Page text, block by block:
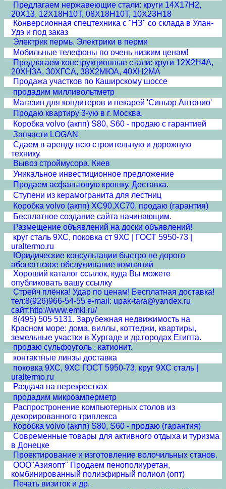
Предлагаем нержавеющие стали: круги 14Х17Н2,
20Х13, 12Х18Н10Т, 08Х18Н10Т, 10Х23Н18
Конверсионная спецтехника с "НЗ" со склада в Улан-
Удэ и под заказ
Электрик пермь. Электрики в перми
Мобильные телефоны по очень низким ценам!
Предлагаем конструкционные стали: круги 12Х2Н4А,
20ХН3А, 30ХГСА, 38Х2МЮА, 40ХН2МА
Продажа участков по Каширскому шоссе
продадим милливольтметр
Магазин для кондитеров и пекарей 'Синьор Антонио'
Продаю квартиру 3-ую в г. Москва.
Коробка volvo (акпп) S80, S60 - продаю с гарантией
Запчасти LOGAN
Сдаем в аренду всю строительную и дорожную
технику.
Вывоз строймусора, Киев
Уникальное инвестиционное предложение
Продаем асфальтовую крошку. Доставка.
Ступени из керамогранита для лестниц
Коробка volvo (акпп) XC90,XC70, продаю (гарантия)
Бесплатное создание сайта начинающим.
Размещение объявлений на доски объявлений!
круг сталь 9ХС, поковка ст 9ХС | ГОСТ 5950-73 |
uraltermo.ru
Юридические консультации быстро не дорого
абонентское обслуживание компаний
Хороший каталог ссылок, куда Вы можете
опубликовать вашу ссылку
Стрейч плёнка! Удар по ценам! Бесплатная доставка!
тел:8(926)966-54-55 e-mail: upak-tara@yandex.ru
сайт:http://www.emkl.ru/
8(495) 505 5131. Зарубежная недвижимость на
Красном море: дома, виллы, коттеджи, квартиры,
земельные участки в Хургаде и др.городах Египта.
продаю сульфоуголь , катионит.
контактные линзы доставка
поковка 9ХС, 9ХС ГОСТ 5950-73, круг 9ХС сталь |
uraltermo.ru
Раздача на перекрестках
продадим микроамперметр
Распростронение компьютерных столов из
декорированного триплекса
Коробка volvo (акпп) S80, S60 - продаю (гарантия)
Современные товары для активного отдыха и туризма
в Донецке
Проектирование и изготовление волочильных станов.
ООО"Азияопт" Продаем пенополиуретан,
комбинированный полиэфирный полиол (опт)
Печать визиток и др.